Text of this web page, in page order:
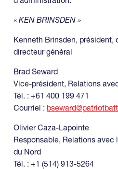
« KEN BRINSDEN »
Kenneth Brinsden, président,
directeur général
Brad Seward
Vice-président, Relations
Tél. : +61 400 199 471
Courriel :
Olivier Caza-Lapointe
Responsable, Relations
du Nord
Tél. : +1 (514) 913-5264